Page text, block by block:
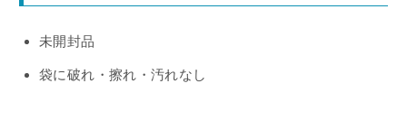
未開封品
袋に破れ・擦れ・汚れなし